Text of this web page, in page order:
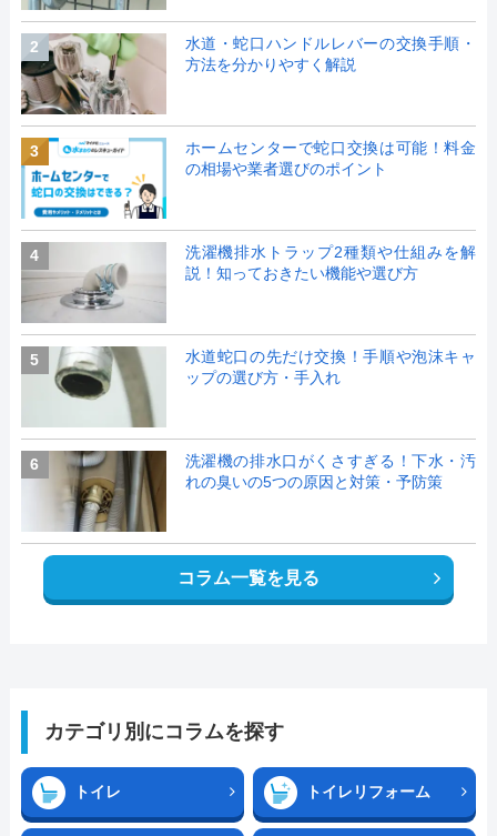
2
水道・蛇口ハンドルレバーの交換手順・
方法を分かりやすく解説
3
ホームセンターで蛇口交換は可能！料金
の相場や業者選びのポイント
4
洗濯機排水トラップ2種類や仕組みを解
説！知っておきたい機能や選び方
5
水道蛇口の先だけ交換！手順や泡沫キャ
ップの選び方・手入れ
6
洗濯機の排水口がくさすぎる！下水・汚
れの臭いの5つの原因と対策・予防策
コラム一覧を見る
カテゴリ別にコラムを探す
トイレ トイレリフォーム